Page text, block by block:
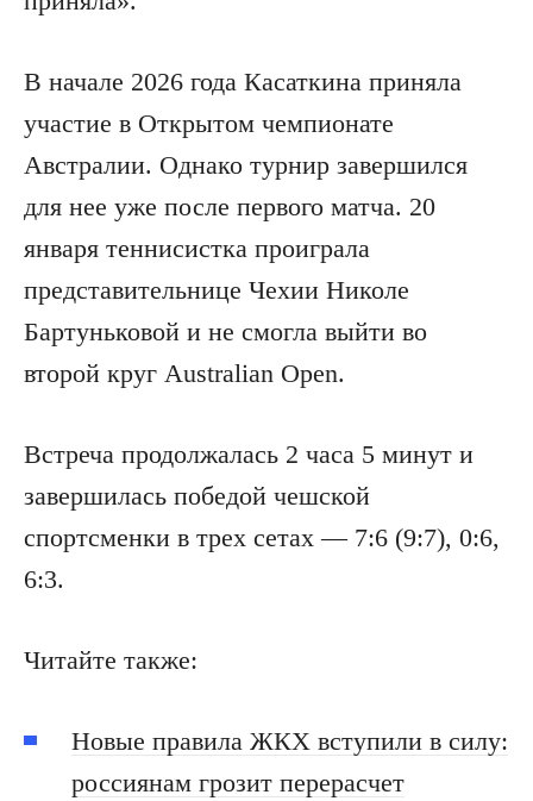
В начале 2026 года Касаткина приняла
участие в Открытом чемпионате
Австралии. Однако турнир завершился
для нее уже после первого матча. 20
января теннисистка проиграла
представительнице Чехии Николе
Бартуньковой и не смогла выйти во
второй круг Australian Open.
Встреча продолжалась 2 часа 5 минут и
завершилась победой чешской
спортсменки в трех сетах — 7:6 (9:7), 0:6,
6:3.
Читайте также:
Новые правила ЖКХ вступили в силу:
россиянам грозит перерасчет